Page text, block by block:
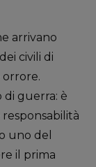
arrivano
civili di
orrore.
di guerra: è
uno del
il prima